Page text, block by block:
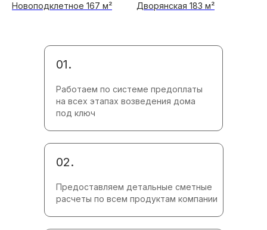
Новоподклетное 167 м² Дворянская 183 м²
01.
02.
Работаем по системе предоплаты
на всех этапах возведения дома
под ключ
Предоставляем детальные сметные
расчеты по всем продуктам компании